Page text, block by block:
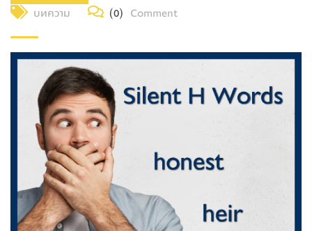
บทความ
(0) Comment